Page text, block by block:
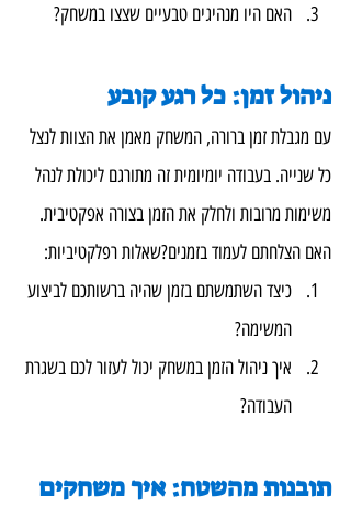
האם היו מנהיגים טבעיים שצצו במשחק?
ניהול זמן: כל רגע קובע
עם מגבלת זמן ברורה, המשחק מאמן את הצוות לנצל
כל שנייה. בעבודה יומיומית זה מתורגם ליכולת לנהל
משימות מרובות ולחלק את הזמן בצורה אפקטיבית.
האם הצלחתם לעמוד בזמנים?שאלות רפלקטיביות:
כיצד השתמשתם בזמן שהיה ברשותכם לביצוע
המשימה?
איך ניהול הזמן במשחק יכול לעזור לכם בשגרת
העבודה?
תובנות מהשטח: איך משחקים